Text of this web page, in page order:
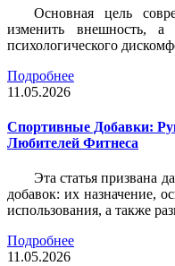
Основная цель
изменить внешность, а
психологического
Подробнее
11.05.2026
Спортивные Добавки:
Любителей Фитнеса
Эта статья призвана
добавок: их назначение,
использования, а также
Подробнее
11.05.2026